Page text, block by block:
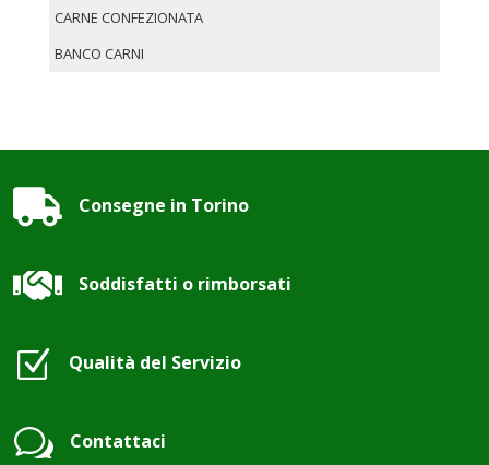
CARNE CONFEZIONATA
BANCO CARNI
 Consegne in Torino
 Soddisfatti o rimborsati
Z Qualità del Servizio
w Contattaci